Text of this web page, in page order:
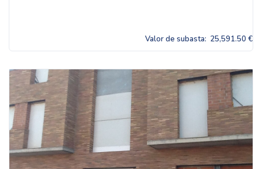
Valor de subasta: 25,591.50 €